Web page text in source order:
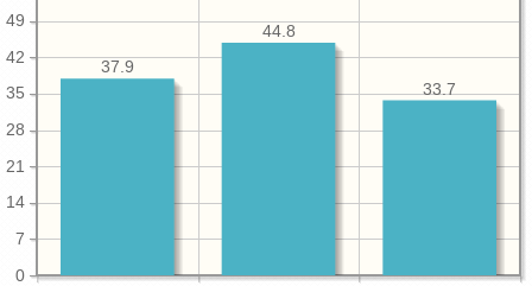
0
7
14
21
28
35
42
49
33.7
44.8
37.9